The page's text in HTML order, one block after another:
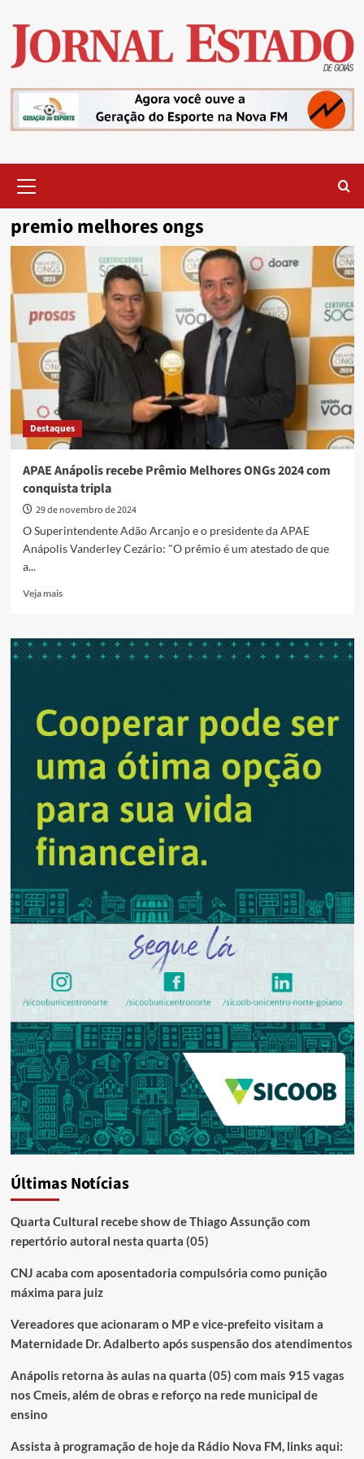
content
Menu
premio melhores ongs
Destaques
APAE Anápolis recebe Prêmio Melhores ONGs 2024 com
conquista tripla
29 de novembro de 2024
O Superintendente Adão Arcanjo e o presidente da APAE
Anápolis Vanderley Cezário: "O prêmio é um atestado de que
a...
Veja maisRead
APAE
Anápolis
ONGs
2024
conquista
tripla
Últimas Notícias
Quarta Cultural recebe show de Thiago Assunção com
repertório autoral nesta quarta (05)
CNJ acaba com aposentadoria compulsória como punição
máxima para juiz
Vereadores que acionaram o MP e vice-prefeito visitam a
Maternidade Dr. Adalberto após suspensão dos atendimentos
Anápolis retorna às aulas na quarta (05) com mais 915 vagas
nos Cmeis, além de obras e reforço na rede municipal de
ensino
Assista à programação de hoje da Rádio Nova FM, links aqui: